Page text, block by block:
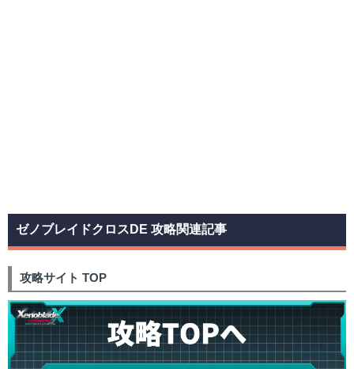
ゼノブレイドクロスDE 攻略関連記事
攻略サイト TOP